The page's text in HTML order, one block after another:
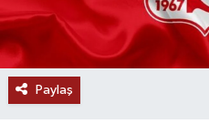
Paylaş
SPOR
TEKNOLOJİ
YAŞAM